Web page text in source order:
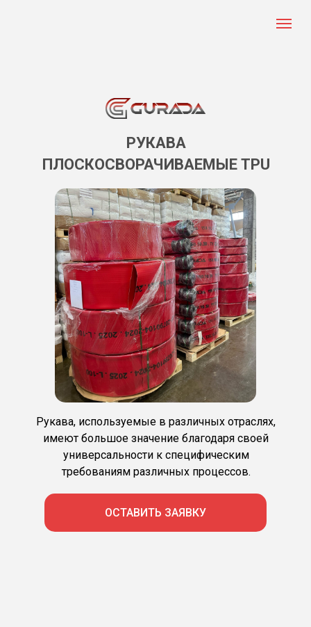
Рукава, используемые в различных отраслях,
имеют большое значение благодаря своей
универсальности к специфическим
требованиям различных процессов.
РУКАВА
ПЛОСКОСВОРАЧИВАЕМЫЕ TPU
ОСТАВИТЬ ЗАЯВКУ